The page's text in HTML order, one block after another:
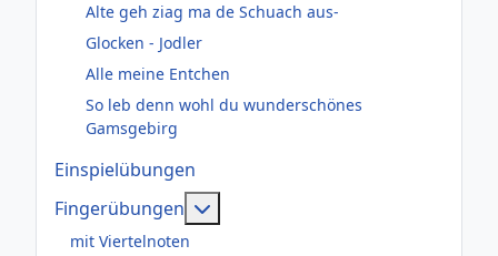
Alte geh ziag ma de Schuach aus-
Glocken - Jodler
Alle meine Entchen
So leb denn wohl du wunderschönes
Gamsgebirg
Einspielübungen
Fingerübungen
mit Viertelnoten